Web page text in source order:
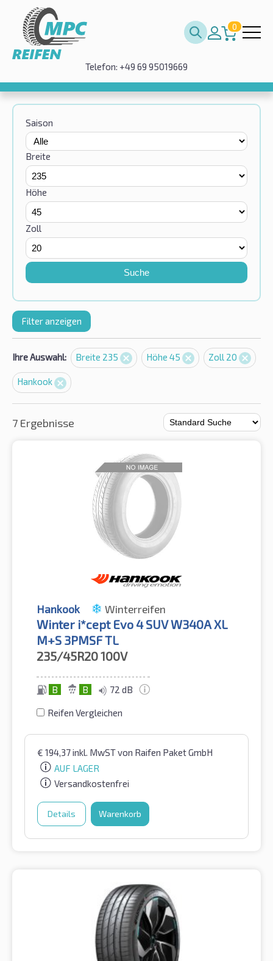
0
Telefon: +49 69 95019669
Saison
Breite
Höhe
Zoll
Suche
Filter anzeigen
Ihre Auswahl: Breite 235 Höhe 45 Zoll 20
Hankook
7 Ergebnisse
Hankook Winterreifen
Winter i*cept Evo 4 SUV W340A XL
M+S 3PMSF TL
235/45R20100V
B B 72 dB
Reifen Vergleichen
€ 194,37inkl. MwSTvon Raifen Paket GmbH
AUF LAGER
Versandkostenfrei
Details Warenkorb